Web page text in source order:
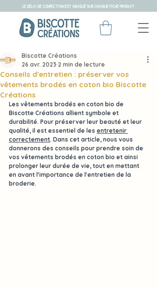
LE DÉLAI DE CONFECTION EST INDIQUÉ SUR CHAQUE FICHE PRODUIT
Conseils d'entretien : préserver vos
vêtements brodés en coton bio Biscotte
Créations
Biscotte Créations
26 avr. 2023 2 min de lecture
Les vêtements brodés en coton bio de
Biscotte Créations allient symbole et
durabilité. Pour préserver leur beauté et leur
qualité, il est essentiel de les entretenir
correctement. Dans cet article, nous vous
donnerons des conseils pour prendre soin de
vos vêtements brodés en coton bio et ainsi
prolonger leur durée de vie, tout en mettant
en avant l'importance de l'entretien de la
broderie.